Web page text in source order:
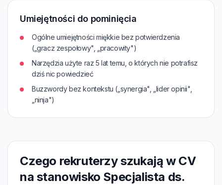
Umiejętności do pominięcia
Ogólne umiejętności miękkie bez potwierdzenia
(„gracz zespołowy", „pracowity")
Narzędzia użyte raz 5 lat temu, o których nie potrafisz
dziś nic powiedzieć
Buzzwordy bez kontekstu („synergia", „lider opinii",
„ninja")
Czego rekruterzy szukają w CV
na stanowisko Specjalista ds.